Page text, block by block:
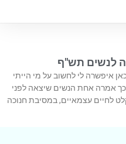
לנשים תש"ף
איפשרה לי לחשוב על מי הייתי
כך אמרה אחת הנשים שיצאה לפני
לחיים עצמאיים, במסיבת חנוכה